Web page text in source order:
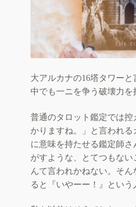
サイトマップ
大アルカナの16塔タワー
中でも一ニを争う破壊力を
普通のタロット鑑定では
かりますね。」と言われ
に意味を持たせる鑑定師
がすような、とてつもな
んて言われかねない。そ
ると『いやーー！』という